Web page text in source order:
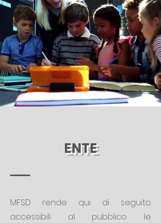
ENTE
MFSD rende qui di seguito
accessibili al pubblico le